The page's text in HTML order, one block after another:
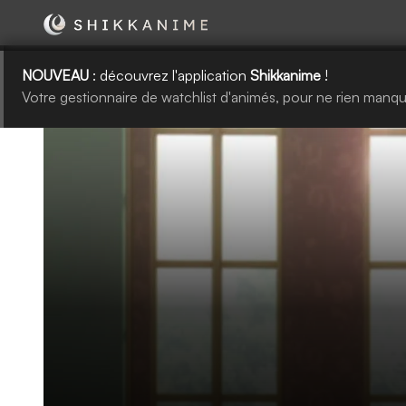
NOUVEAU : découvrez l'application Shikkanime !
Votre gestionnaire de watchlist d'animés, pour ne rien